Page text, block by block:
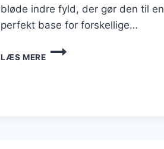
bløde indre fyld, der gør den til en
perfekt base for forskellige…
LÆS MERE
SVAMPE
OG